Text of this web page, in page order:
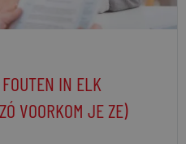
IN ELK
VOORKOM JE ZE)